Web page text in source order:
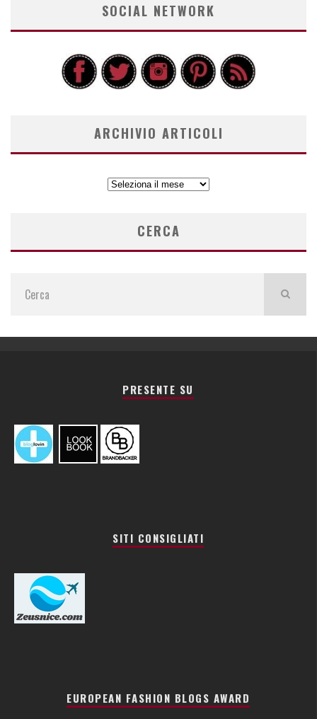
SOCIAL NETWORK
ARCHIVIO ARTICOLI
ARCHIVIO
CERCA
PRESENTE SU
SITI CONSIGLIATI
EUROPEAN FASHION BLOGS AWARD